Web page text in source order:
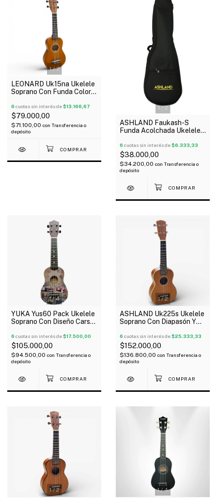
1/7
LEONARD Uk15na Ukelele
Soprano Con Funda Color
6 cuotas sin interés de$13.166,67
$79.000,00
$71.100,00 con Transferencia o
depósito
1/2
ASHLAND Faukash-S
Funda Acolchada Ukelele
6 cuotas sin interés de$6.333,33
$38.000,00
$34.200,00 con Transferencia o
depósito
1/4
YUKA Yus60 Pack Ukelele
Soprano Con Diseño Cars
6 cuotas sin interés de$17.500,00
$105.000,00
$94.500,00 con Transferencia o
depósito
1/2
ASHLAND Uk225s Ukelele
Soprano Con Diapasón Y
Caoba
6 cuotas sin interés de$25.333,33
$152.000,00
$136.800,00 con Transferencia o
depósito
1/2 1/4